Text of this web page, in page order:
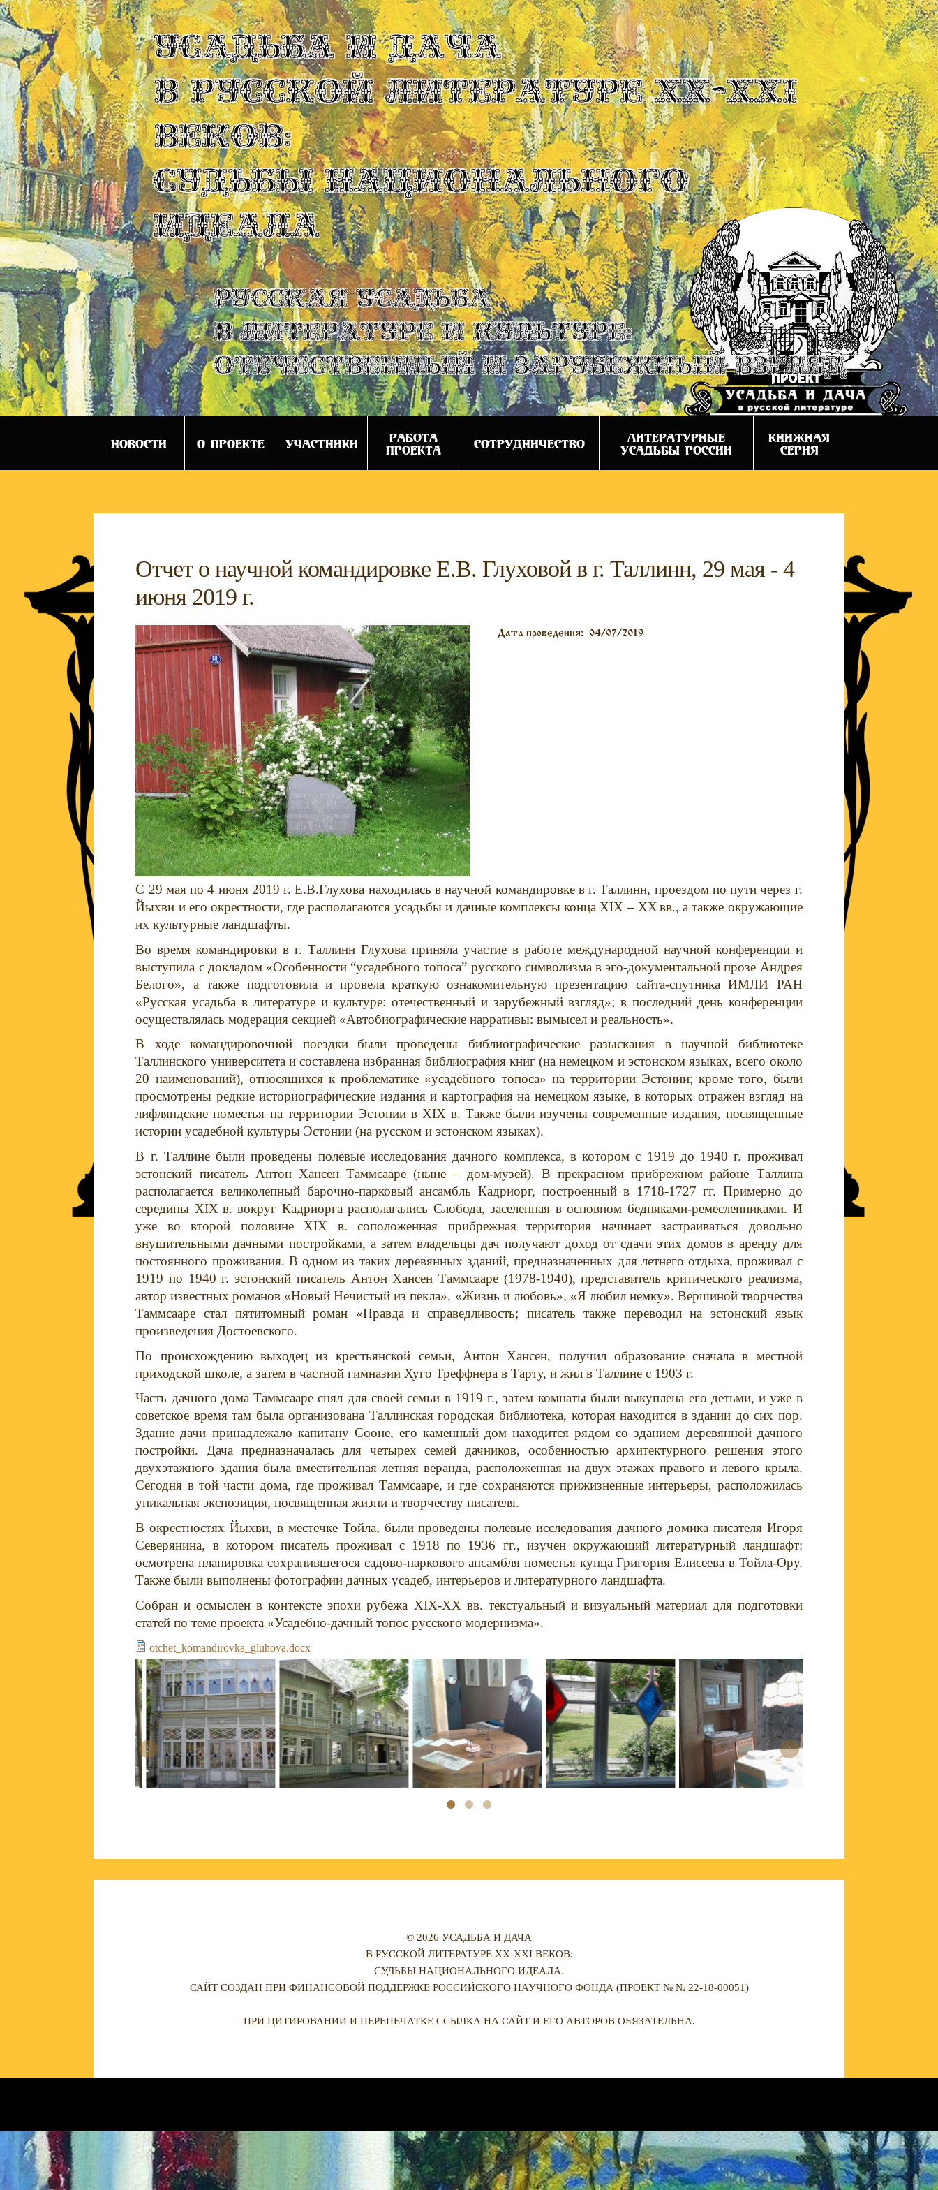
УСАДЬБА И ДАЧА
В РУССКОЙ ЛИТЕРАТУРЕ XX-XXI
ВЕКОВ:
СУДЬБЫ НАЦИОНАЛЬНОГО
ИДЕАЛА
Русская усадьба
в литературе и культуре:
отечественный и зарубежный взгляд
НОВОСТИ О ПРОЕКТЕ УЧАСТНИКИ
РАБОТА
ПРОЕКТА
СОТРУДНИЧЕСТВО
ЛИТЕРАТУРНЫЕ
УСАДЬБЫ РОССИИ
КНИЖНАЯ
СЕРИЯ
Отчет о научной командировке Е.В. Глуховой в г. Таллинн, 29 мая - 4
июня 2019 г.
Дата проведения: 04/07/2019
С 29 мая по 4 июня 2019 г. Е.В.Глухова находилась в научной командировке в г. Таллинн, проездом по пути через г.
Йыхви и его окрестности, где располагаются усадьбы и дачные комплексы конца XIX – XXвв., а также окружающие
их культурные ландшафты.
Во время командировки в г. Таллинн Глухова приняла участие в работе международной научной конференции и
выступила с докладом «Особенности “усадебного топоса” русского символизма в эго-документальной прозе Андрея
Белого», а также подготовила и провела краткую ознакомительную презентацию сайта-спутника ИМЛИ РАН
«Русская усадьба в литературе и культуре: отечественный и зарубежный взгляд»; в последний день конференции
осуществлялась модерация секцией «Автобиографические нарративы: вымысел и реальность».
В ходе командировочной поездки
были проведены библиографические разыскания внаучной библиотеке
Таллинского университета и составлена избранная библиография книг (на немецком и эстонском языках, всего около
20 наименований), относящихся к проблематике «усадебного топоса» на территории Эстонии; кроме того, были
просмотрены редкие историографические издания и картография на немецком языке, в которых отражен взгляд на
лифляндские поместья на территории Эстонии в XIXв. Также были изучены современные издания, посвященные
истории усадебной культуры Эстонии (на русском и эстонском языках).
В г. Таллине были проведены полевые исследования дачного комплекса, в котором с 1919 до 1940 г. проживал
эстонский писатель Антон Хансен Таммсааре (ныне – дом-музей). В прекрасном прибрежном районе Таллина
располагается великолепный барочно-парковый ансамбль Кадриорг, построенный в 1718-1727 гг. Примерно до
середины XIX в. вокруг Кадриорга располагались Слобода, заселенная в основном бедняками-ремесленниками. И
уже во второй половине XIX в. соположенная прибрежная территория начинает застраиваться довольно
внушительными дачными постройками, а затем владельцы дач получают доход от сдачи этих домов в аренду для
постоянного проживания. В одном из таких деревянных зданий, предназначенных для летнего отдыха, проживал с
1919 по 1940 г. эстонский писатель Антон Хансен Таммсааре (1978-1940), представитель критического реализма,
автор известных романов «Новый Нечистый из пекла», «Жизнь и любовь», «Я любил немку». Вершиной творчества
Таммсааре стал пятитомный роман «Правда и справедливость; писатель также переводил на эстонский язык
произведения Достоевского.
По происхождению выходец из крестьянской семьи, Антон Хансен, получил образование сначала в местной
приходской школе, а затем в частной гимназии Хуго Треффнера в Тарту, и жил в Таллине с 1903 г.
Часть дачного дома Таммсааре снял для своей семьи в 1919 г., затем комнаты были выкуплена его детьми, и уже в
советское время там была организована Таллинская городская библиотека, которая находится в здании до сих пор.
Здание дачи принадлежало капитану Сооне, его каменный дом находится рядом со зданием деревянной дачного
постройки. Дача предназначалась для четырех семей дачников, особенностью архитектурного решения этого
двухэтажного здания была вместительная летняя веранда, расположенная на двух этажах правого и левого крыла.
Сегодня в той части дома, где проживал Таммсааре, и где сохраняются прижизненные интерьеры, расположилась
уникальная экспозиция, посвященная жизни и творчеству писателя.
В окрестностях Йыхви, в местечке Тойла, были проведены полевые исследования дачного домика писателя Игоря
Северянина, в котором писатель проживал с 1918 по 1936 гг., изучен окружающий литературный ландшафт:
осмотрена планировка сохранившегося садово-паркового ансамбля поместья купца Григория Елисеева в Тойла-Ору.
Также были выполнены фотографии дачных усадеб, интерьеров и литературного ландшафта.
Собран и осмыслен в контексте эпохи рубежа XIX-XX вв. текстуальный и визуальный материал для подготовки
статей по теме проекта «Усадебно-дачный топос русского модернизма».
otchet_komandirovka_gluhova.docx
< >
© 2026 УСАДЬБА И ДАЧА
В РУССКОЙ ЛИТЕРАТУРЕ XX-XXI ВЕКОВ:
СУДЬБЫ НАЦИОНАЛЬНОГО ИДЕАЛА.
САЙТ СОЗДАН ПРИ ФИНАНСОВОЙ ПОДДЕРЖКЕ РОССИЙСКОГО НАУЧНОГО ФОНДА (ПРОЕКТ № № 22-18-00051)
ПРИ ЦИТИРОВАНИИ И ПЕРЕПЕЧАТКЕ ССЫЛКА НА САЙТ И ЕГО АВТОРОВ ОБЯЗАТЕЛЬНА.